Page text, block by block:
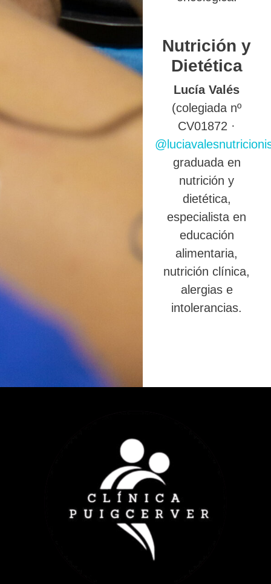
Nutrición y
Dietética
Lucía Valés
(colegiada nº
CV01872 ·
graduada en
nutrición y
dietética,
especialista en
educación
alimentaria,
nutrición clínica,
alergias e
intolerancias.